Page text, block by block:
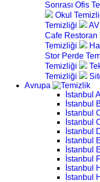
Sonrası Ofis
Okul
Temizliği
Cafe Restoran
Temizliği
Stor Perde
Temizliği
Temizliği
Avrupa
İstanbul
İstanbul
İstanbul
İstanbul
İstanbul
İstanbul
İstanbul
İstanbul
İstanbul
İstanbul